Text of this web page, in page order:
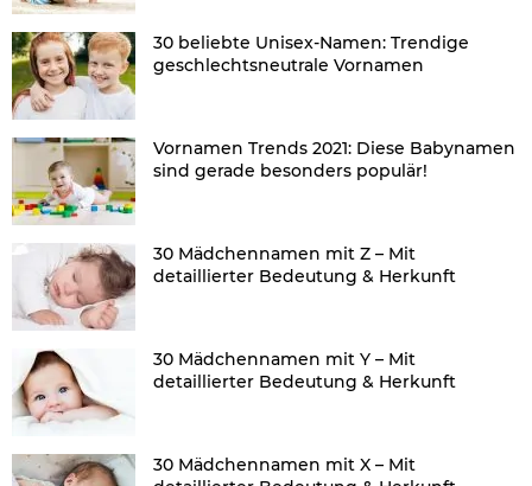
30 beliebte Unisex-Namen: Trendige
geschlechtsneutrale Vornamen
Vornamen Trends 2021: Diese Babynamen
sind gerade besonders populär!
30 Mädchennamen mit Z – Mit
detaillierter Bedeutung & Herkunft
30 Mädchennamen mit Y – Mit
detaillierter Bedeutung & Herkunft
30 Mädchennamen mit X – Mit